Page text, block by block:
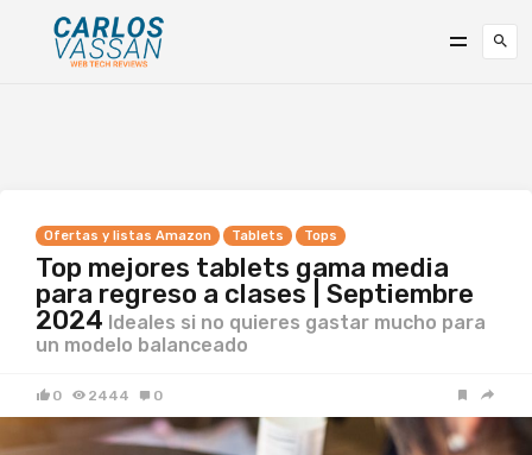
Ofertas y listas Amazon Tablets Tops
Top mejores tablets gama media
para regreso a clases | Septiembre
2024 Ideales si no quieres gastar mucho para
un modelo balanceado
0 2444 0